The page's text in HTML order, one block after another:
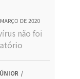
DE 2020
não foi